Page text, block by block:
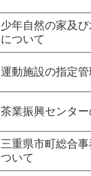
少年自然の家及
について
運動施設の指定
茶業振興センタ
三重県市町総合
ついて